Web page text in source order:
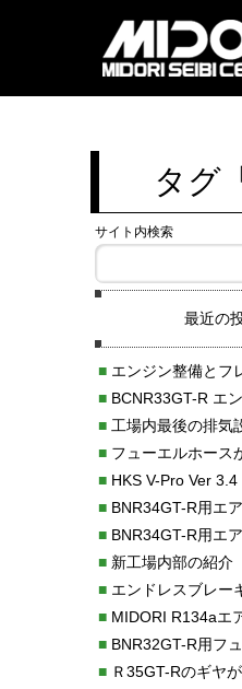
タグ
サイト内検索
最近の
■エンジン整備とフ
■BCNR33GT-R エンジンECU
■工場内最後の排気
■フューエルホースか
■HKS V-Pro Ver 3.4
■BNR34GT-R用エアコンキ
■BNR34GT-R用エアコンエバポ
■新工場内部の紹介
■エンドレスブレーキ 6pot &
■MIDORI R134aエアコンキッ
■BNR32GT-R用フューエルレベ
■Ｒ35GT-Rのギヤが2速のま